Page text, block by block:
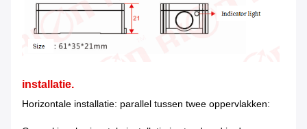
installatie.
Horizontale installatie: parallel tussen twee oppervlakken: